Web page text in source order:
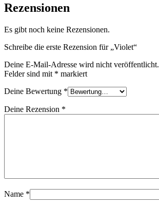
Rezensionen
Es gibt noch keine Rezensionen.
Schreibe die erste Rezension für „Violet“
Deine E-Mail-Adresse wird nicht veröffentlicht.
Felder sind mit * markiert
Deine Bewertung *
Deine Rezension *
Name *